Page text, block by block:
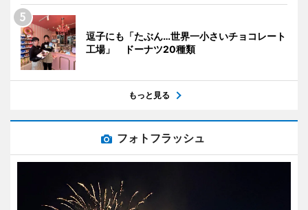
逗子にも「たぶん…世界一小さいチョコレート
工場」 ドーナツ20種類
もっと見る
フォトフラッシュ